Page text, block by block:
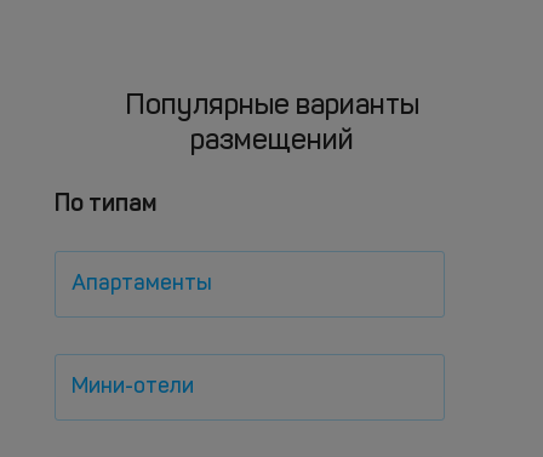
Популярные варианты
размещений
По типам
Апартаменты
Мини-отели